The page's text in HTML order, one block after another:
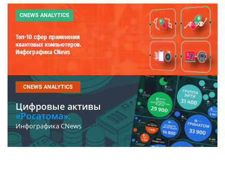
CNEWS ANALYTICS
Топ-10 сфер применения
квантовых компьютеров.
Инфографика CNews
CNEWS ANALYTICS
Цифровые активы
«Росатома».
Инфографика CNews